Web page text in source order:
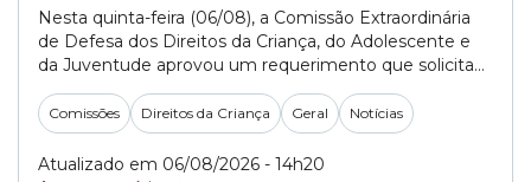
Nesta quinta-feira (06/08), a Comissão Extraordinária
de Defesa dos Direitos da Criança, do Adolescente e
da Juventude aprovou um requerimento que solicita
informações aos Conselhos Tutelares da cidade de São
Paulo sobre como são realizados os atendimentos e
os encaminhamentos de denúncias feitas por
profissionais da educação. O documento, apresentado
Comissões Direitos da Criança Geral Notícias
Atualizado em 06/08/2026 - 14h20